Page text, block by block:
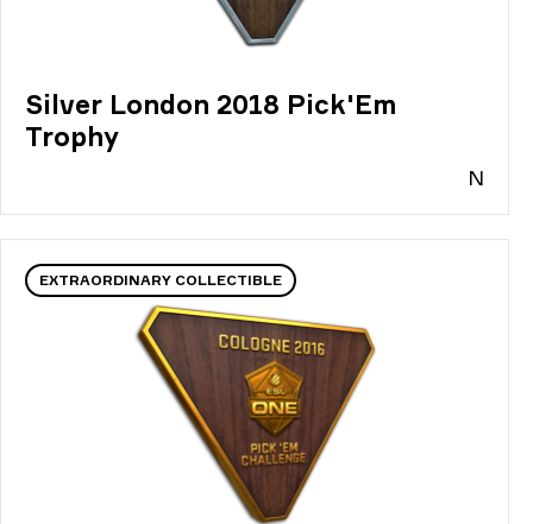
Silver London 2018 Pick'Em
Trophy
N
EXTRAORDINARY COLLECTIBLE